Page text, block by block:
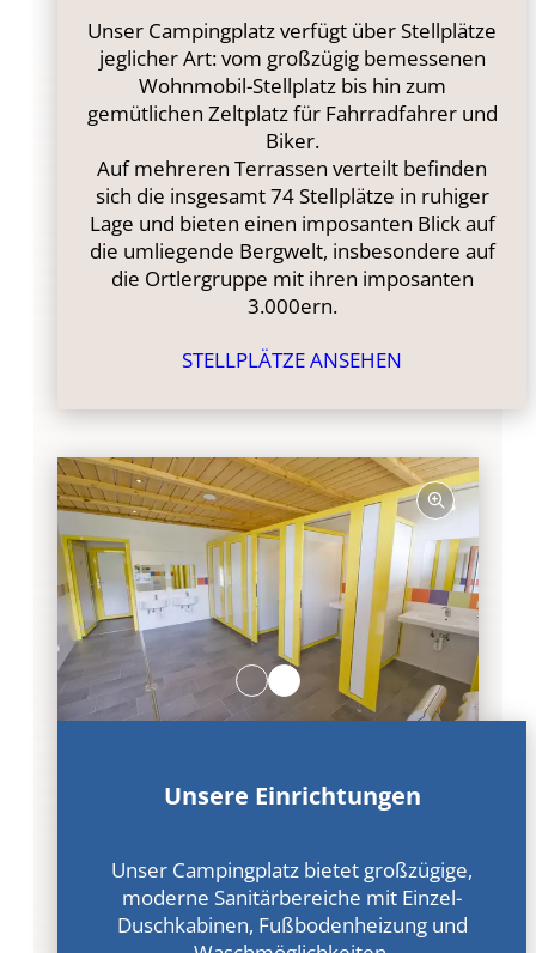
Unser Campingplatz verfügt über Stellplätze
jeglicher Art: vom großzügig bemessenen
Wohnmobil-Stellplatz bis hin zum
gemütlichen Zeltplatz für Fahrradfahrer und
Biker.
Auf mehreren Terrassen verteilt befinden
sich die insgesamt 74 Stellplätze in ruhiger
Lage und bieten einen imposanten Blick auf
die umliegende Bergwelt, insbesondere auf
die Ortlergruppe mit ihren imposanten
3.000ern.
STELLPLÄTZE ANSEHEN
Unsere Einrichtungen
Unser Campingplatz bietet großzügige,
moderne Sanitärbereiche mit Einzel-
Duschkabinen, Fußbodenheizung und